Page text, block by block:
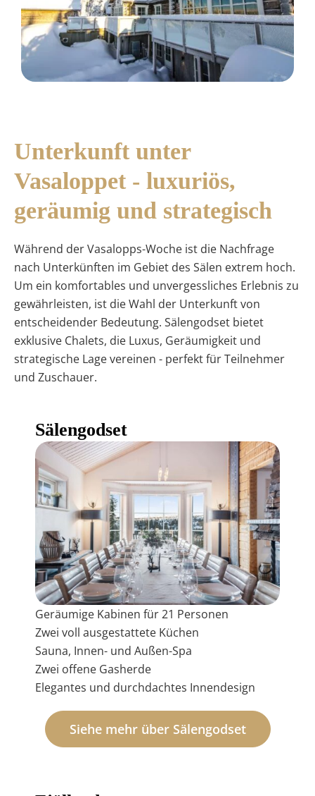
Unterkunft unter
Vasaloppet - luxuriös,
geräumig und strategisch
Während der Vasalopps-Woche ist die Nachfrage
nach Unterkünften im Gebiet des Sälen extrem hoch.
Um ein komfortables und unvergessliches Erlebnis zu
gewährleisten, ist die Wahl der Unterkunft von
entscheidender Bedeutung. Sälengodset bietet
exklusive Chalets, die Luxus, Geräumigkeit und
strategische Lage vereinen - perfekt für Teilnehmer
und Zuschauer.
Sälengodset
Geräumige Kabinen für 21 Personen
Zwei voll ausgestattete Küchen
Sauna, Innen- und Außen-Spa
Zwei offene Gasherde
Elegantes und durchdachtes Innendesign
Siehe mehr über Sälengodset